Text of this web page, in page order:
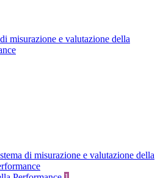
misurazione e valutazione della
di misurazione e valutazione della